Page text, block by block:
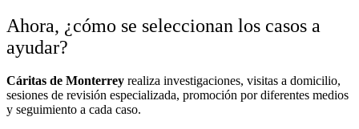
Ahora, ¿cómo se seleccionan los casos a
ayudar?
Cáritas de Monterrey realiza investigaciones, visitas a domicilio,
sesiones de revisión especializada, promoción por diferentes medios
y seguimiento a cada caso.